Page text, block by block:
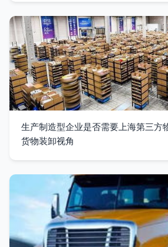
生产制造型企业是否需要上海第三方
货物装卸视角